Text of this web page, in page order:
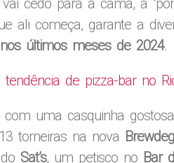
cedo para a cama, a
ali começa, garante a
últimos meses de 2024.
de pizza-bar no
uma casquinha
torneiras na nova
Sat’s, um petisco no Bar